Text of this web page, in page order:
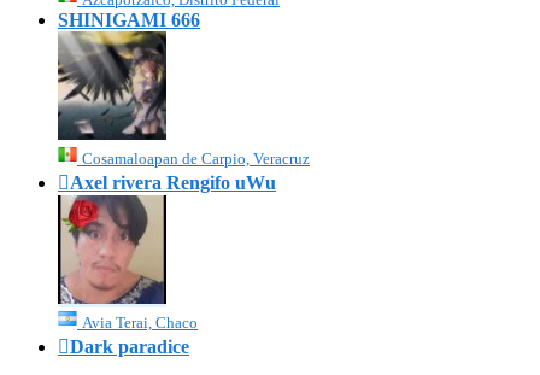
SHINIGAMI 666
Cosamaloapan de Carpio, Veracruz
Axel rivera Rengifo uWu
Avia Terai, Chaco
Dark paradice